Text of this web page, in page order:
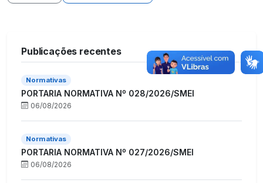
Publicações recentes
Normativas
PORTARIA NORMATIVA Nº 028/2026/SMEI
06/08/2026
Normativas
PORTARIA NORMATIVA Nº 027/2026/SMEI
06/08/2026